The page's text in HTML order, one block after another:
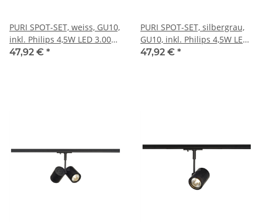
PURI SPOT-SET, weiss, GU10,
inkl. Philips 4,5W LED 3.000K
36° LM, inkl. 1P.-Adapter
47,92 € *
PURI SPOT-SET, silbergrau,
GU10, inkl. Philips 4,5W LED
3.000K 36° LM, inkl. 1P.-Ad.
47,92 € *